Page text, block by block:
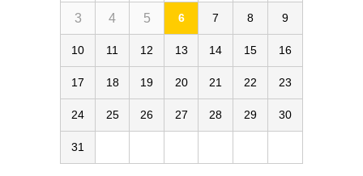
3 4 5 6 7 8 9
10 11 12 13 14 15 16
17 18 19 20 21 22 23
24 25 26 27 28 29 30
31